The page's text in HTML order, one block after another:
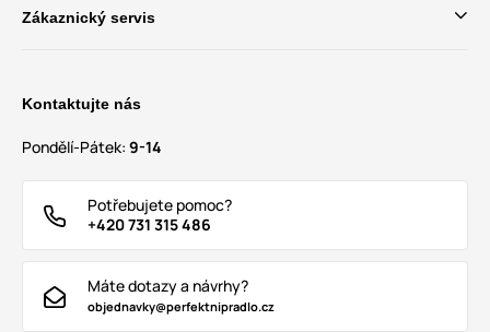
Zákaznický servis
Kontaktujte nás
Pondělí-Pátek: 9-14
Potřebujete pomoc?
+420 731 315 486
Máte dotazy a návrhy?
objednavky@perfektnipradlo.cz